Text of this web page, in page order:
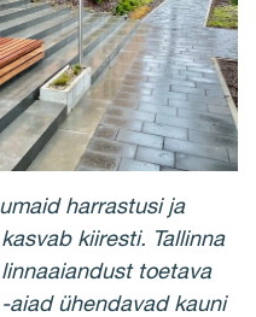
harrastusi ja
kiiresti. Tallinna
toetava
ühendavad kauni